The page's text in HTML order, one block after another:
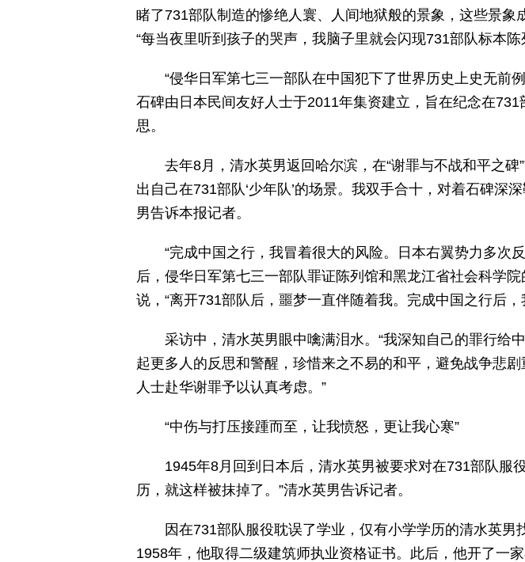
睹了731部队制造的惨绝人寰、人间地狱般的景象，这些景象
“每当夜里听到孩子的哭声，我脑子里就会闪现731部队标本
“侵华日军第七三一部队在中国犯下了世界历史上史无前
石碑由日本民间友好人士于2011年集资建立，旨在纪念在
思。
去年8月，清水英男返回哈尔滨，在“谢罪与不战和平之
出自己在731部队‘少年队’的场景。我双手合十，对着石碑深
男告诉本报记者。
“完成中国之行，我冒着很大的风险。日本右翼势力多次
后，侵华日军第七三一部队罪证陈列馆和黑龙江省社会科学
说，“离开731部队后，噩梦一直伴随着我。完成中国之行后，
采访中，清水英男眼中噙满泪水。“我深知自己的罪行给
起更多人的反思和警醒，珍惜来之不易的和平，避免战争悲
人士赴华谢罪予以认真考虑。”
“中伤与打压接踵而至，让我愤怒，更让我心寒”
1945年8月回到日本后，清水英男被要求对在731部队服
历，就这样被抹掉了。”清水英男告诉记者。
因在731部队服役耽误了学业，仅有小学学历的清水英男
1958年，他取得二级建筑师执业资格证书。此后，他开了一